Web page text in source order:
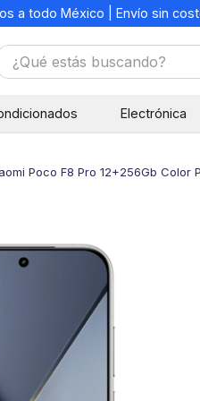
a todo México | Envío sin
estás buscando?
Electrónica
Poco F8 Pro 12+256Gb Color
5.
colores
escritorio
sacapuntas
lapiz